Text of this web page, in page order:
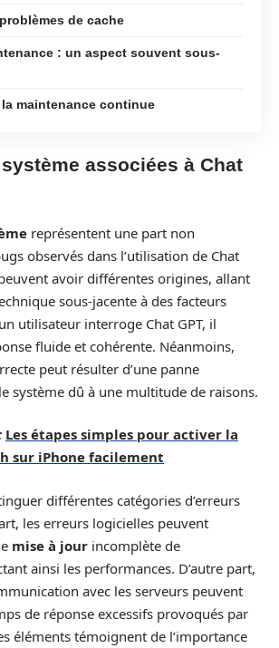
de cache
: un aspect souvent sous-
maintenance continue
associées à Chat
représentent une part non
observés dans l’utilisation de Chat
avoir différentes origines, allant
sous-jacente à des facteurs
utilisateur interroge Chat GPT, il
fluide et cohérente. Néanmoins,
peut résulter d’une panne
système dû à une multitude de raisons.
Les étapes simples pour activer la
sur iPhone facilement
différentes catégories d’erreurs
les erreurs logicielles peuvent
mise à jour incomplète de
ainsi les performances. D’autre part,
avec les serveurs peuvent
de réponse excessifs provoqués par
éléments témoignent de l’importance